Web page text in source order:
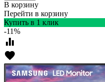
В корзину
Перейти в корзину
Купить в 1 клик
-11%
equalizer
favorite